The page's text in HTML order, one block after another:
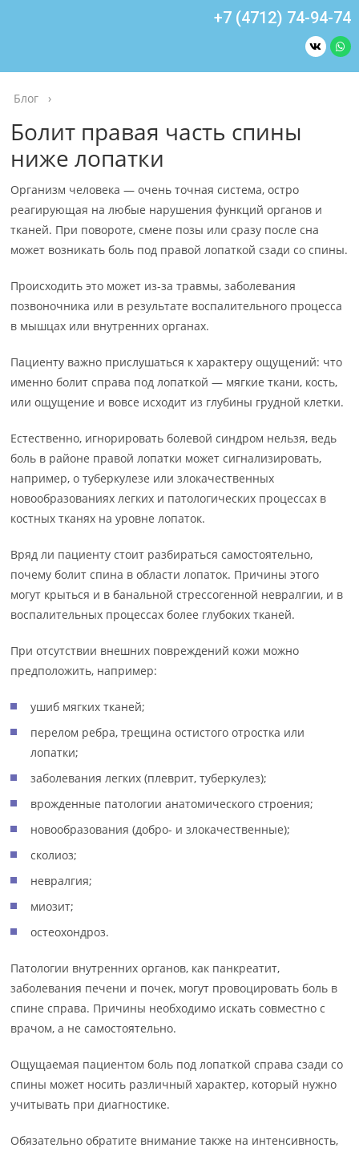
+7 (4712) 74-94-74
Блог ›
Болит правая часть спины
ниже лопатки
Организм человека — очень точная система, остро
реагирующая на любые нарушения функций органов и
тканей. При повороте, смене позы или сразу после сна
может возникать боль под правой лопаткой сзади со спины.
Происходить это может из-за травмы, заболевания
позвоночника или в результате воспалительного процесса
в мышцах или внутренних органах.
Пациенту важно прислушаться к характеру ощущений: что
именно болит справа под лопаткой — мягкие ткани, кость,
или ощущение и вовсе исходит из глубины грудной клетки.
Естественно, игнорировать болевой синдром нельзя, ведь
боль в районе правой лопатки может сигнализировать,
например, о туберкулезе или злокачественных
новообразованиях легких и патологических процессах в
костных тканях на уровне лопаток.
Вряд ли пациенту стоит разбираться самостоятельно,
почему болит спина в области лопаток. Причины этого
могут крыться и в банальной стрессогенной невралгии, и в
воспалительных процессах более глубоких тканей.
При отсутствии внешних повреждений кожи можно
предположить, например:
ушиб мягких тканей;
перелом ребра, трещина остистого отростка или
лопатки;
заболевания легких (плеврит, туберкулез);
врожденные патологии анатомического строения;
новообразования (добро- и злокачественные);
сколиоз;
невралгия;
миозит;
остеохондроз.
Патологии внутренних органов, как панкреатит,
заболевания печени и почек, могут провоцировать боль в
спине справа. Причины необходимо искать совместно с
врачом, а не самостоятельно.
Ощущаемая пациентом боль под лопаткой справа сзади со
спины может носить различный характер, который нужно
учитывать при диагностике.
Обязательно обратите внимание также на интенсивность,